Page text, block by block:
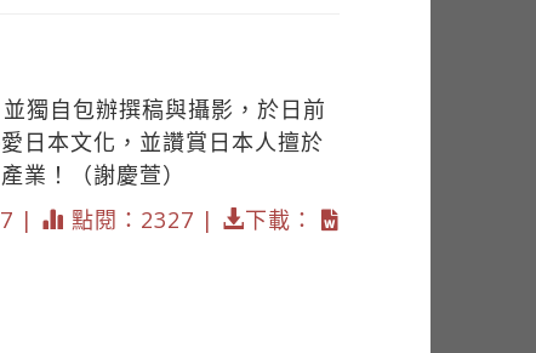
獨自包辦撰稿與攝影，於日前
日本文化，並讚賞日本人擅於
業！（謝慶萱）
| 點閱：2327 | 下載：